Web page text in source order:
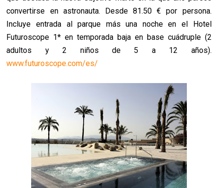
convertirse en astronauta. Desde 81.50 € por persona.
Incluye entrada al parque más una noche en el Hotel
Futuroscope 1* en temporada baja en base cuádruple (2
adultos y 2 niños de 5 a 12 años).
www.futuroscope.com/es/